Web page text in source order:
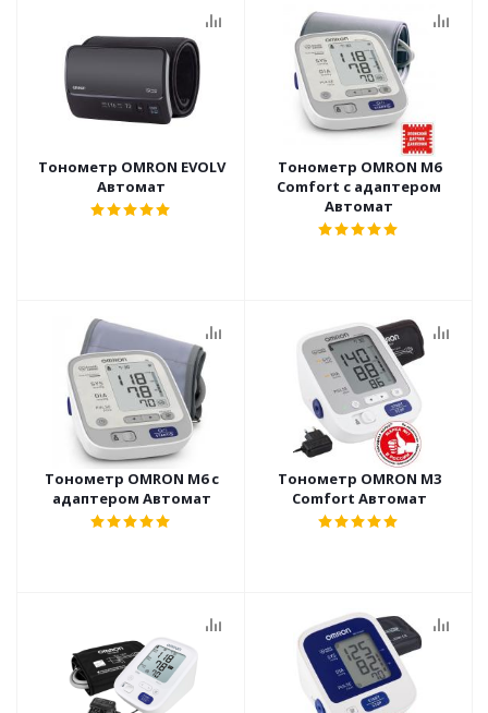
Тонометр OMRON EVOLV
Автомат
Тонометр OMRON M6
Comfort с адаптером
Автомат
Тонометр OMRON M6 с
адаптером Автомат
Тонометр OMRON M3
Comfort Автомат